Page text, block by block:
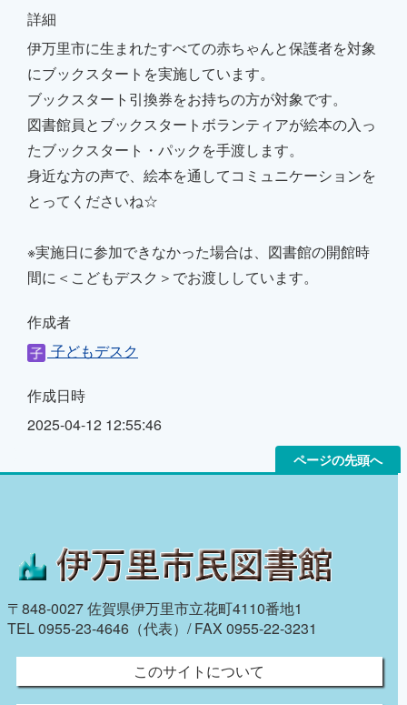
詳細
伊万里市に生まれたすべての赤ちゃんと保護者を対象
にブックスタートを実施しています。
ブックスタート引換券をお持ちの方が対象です。
図書館員とブックスタートボランティアが絵本の入っ
たブックスタート・パックを手渡します。
身近な方の声で、絵本を通してコミュニケーションを
とってくださいね☆
※実施日に参加できなかった場合は、図書館の開館時
間に＜こどもデスク＞でお渡ししています。
作成者
子どもデスク
作成日時
2025-04-12 12:55:46
ページの先頭へ
〒848-0027 佐賀県伊万里市立花町4110番地1
TEL 0955-23-4646（代表）/ FAX 0955-22-3231
このサイトについて